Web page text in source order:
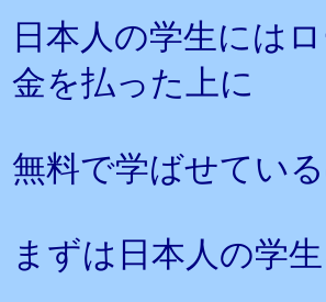
日本人の学生には
金を払った上に
無料で学ばせてい
まずは日本人の学